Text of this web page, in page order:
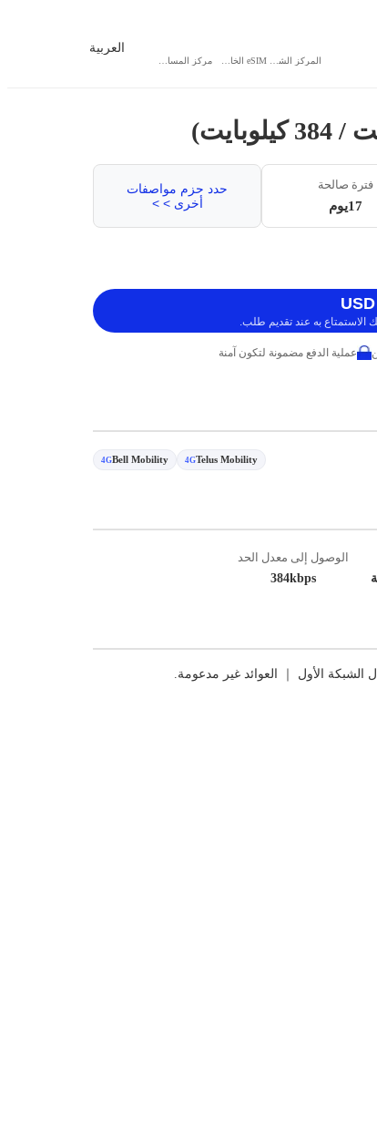
العربية
فترة صالحة
17يوم
حدد حزم مواصفات
أخرى > >
به عند تقديم طلب.
عملية الدفع مضمونة لتكون آمنة
Telus Mobility
4G
Bell Mobility
4G
الوصول إلى معدل الحد
384kbps